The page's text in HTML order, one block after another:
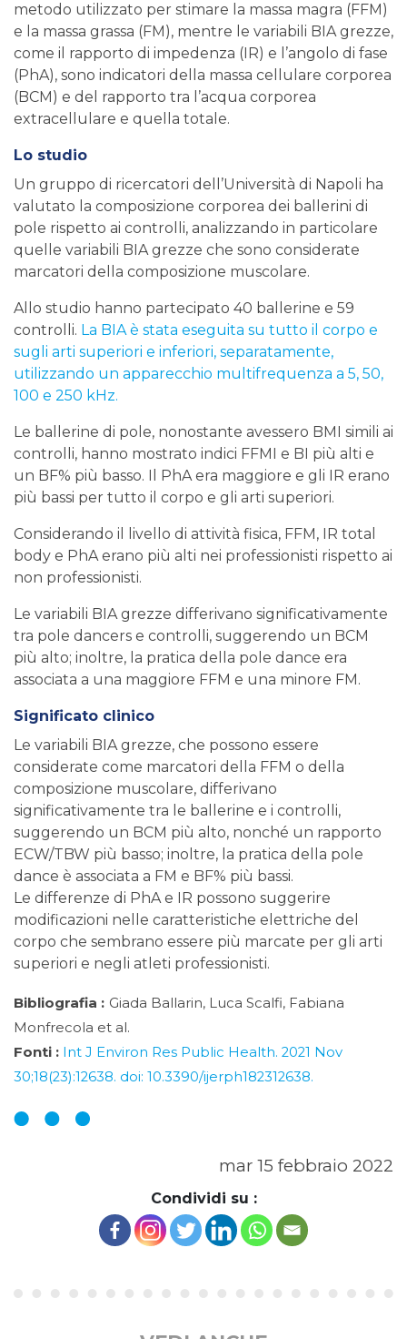
metodo utilizzato per stimare la massa magra (FFM)
e la massa grassa (FM), mentre le variabili BIA grezze,
come il rapporto di impedenza (IR) e l’angolo di fase
(PhA), sono indicatori della massa cellulare corporea
(BCM) e del rapporto tra l’acqua corporea
extracellulare e quella totale.
Lo studio
Un gruppo di ricercatori dell’Università di Napoli ha
valutato la composizione corporea dei ballerini di
pole rispetto ai controlli, analizzando in particolare
quelle variabili BIA grezze che sono considerate
marcatori della composizione muscolare.
Allo studio hanno partecipato 40 ballerine e 59
controlli. La BIA è stata eseguita su tutto il corpo e
sugli arti superiori e inferiori, separatamente,
utilizzando un apparecchio multifrequenza a 5, 50,
100 e 250 kHz.
Le ballerine di pole, nonostante avessero BMI simili ai
controlli, hanno mostrato indici FFMI e BI più alti e
un BF% più basso. Il PhA era maggiore e gli IR erano
più bassi per tutto il corpo e gli arti superiori.
Considerando il livello di attività fisica, FFM, IR total
body e PhA erano più alti nei professionisti rispetto ai
non professionisti.
Le variabili BIA grezze differivano significativamente
tra pole dancers e controlli, suggerendo un BCM
più alto; inoltre, la pratica della pole dance era
associata a una maggiore FFM e una minore FM.
Significato clinico
Le variabili BIA grezze, che possono essere
considerate come marcatori della FFM o della
composizione muscolare, differivano
significativamente tra le ballerine e i controlli,
suggerendo un BCM più alto, nonché un rapporto
ECW/TBW più basso; inoltre, la pratica della pole
dance è associata a FM e BF% più bassi.
Le differenze di PhA e IR possono suggerire
modificazioni nelle caratteristiche elettriche del
corpo che sembrano essere più marcate per gli arti
superiori e negli atleti professionisti.
Bibliografia : Giada Ballarin, Luca Scalfi, Fabiana
Monfrecola et al.
Fonti : Int J Environ Res Public Health. 2021 Nov
30;18(23):12638. doi: 10.3390/ijerph182312638.
mar 15 febbraio 2022
Condividi su :